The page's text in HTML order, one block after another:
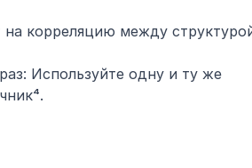
корреляцию между
Используйте одну и ту же